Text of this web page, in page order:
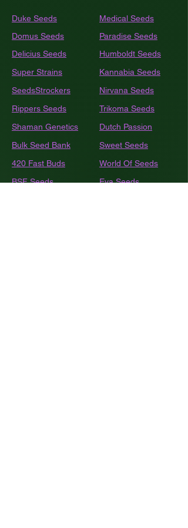
Máxima) 5
Duke Seeds
Medical Seeds
Domus Seeds
Paradise Seeds
Delicius Seeds
Humboldt Seeds
Kannabia Seeds
Super Strains
Nirvana Seeds
SeedsStrockers
Rippers Seeds
Trikoma Seeds
Shaman Genetics
Dutch Passion
Bulk Seed Bank
Sweet Seeds
420 Fast Buds
World Of Seeds
BSF Seeds
Eva Seeds